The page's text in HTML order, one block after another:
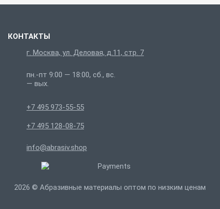
КОНТАКТЫ
г. Москва, ул. Деловая, д.11, стр. 7
пн.-пт 9:00 — 18:00, сб., вс.
— вых.
+7 495 973-55-55
+7 495 128-08-75
info@abrasiv.shop
2026 © Абразивные материалы оптом по низким ценам